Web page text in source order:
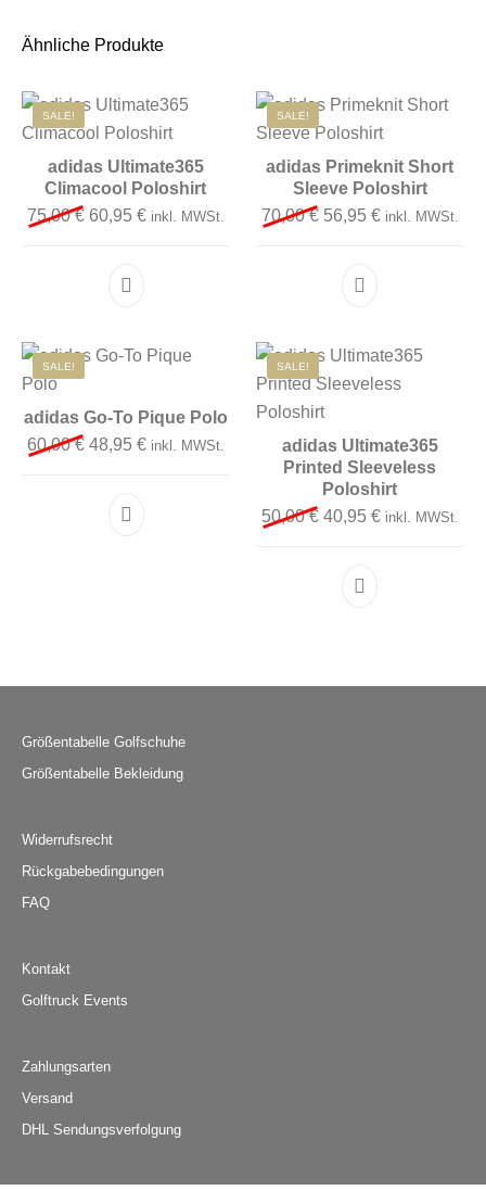
Ähnliche Produkte
SALE!
adidas Ultimate365
Climacool Poloshirt
75,00€ Ursprünglicher Preis war: 75,00 €
60,95€Aktueller Preis ist: 60,95 €.
inkl. MWSt.
Dieses Produkt weist mehrere Varianten auf.
SALE!
adidas Primeknit Short
Sleeve Poloshirt
70,00€ Ursprünglicher Preis
56,95 €Aktueller
inkl. MWSt.
Dieses Produkt
SALE!
adidas Go-To Pique Polo
60,00€ Ursprünglicher Preis war: 60,00 €
48,95€Aktueller Preis ist: 48,95 €.
inkl. MWSt.
Dieses Produkt weist mehrere Varianten auf.
SALE!
adidas Ultimate365
Printed Sleeveless
Poloshirt
50,00€ Ursprünglicher Preis
40,95 €Aktueller
inkl. MWSt.
Dieses Produkt
Größentabelle Golfschuhe
Größentabelle Bekleidung
Widerrufsrecht
Rückgabebedingungen
FAQ
Kontakt
Golftruck Events
Zahlungsarten
Versand
DHL Sendungsverfolgung